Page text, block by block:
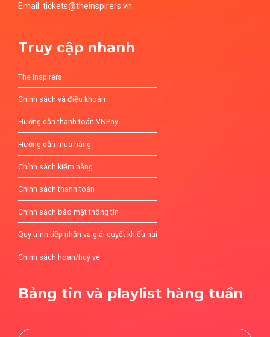
Email: tickets@theinspirers.vn
Truy cập nhanh
The Inspirers
Chính sách và điều khoản
Hướng dẫn thanh toán VNPay
Hướng dẫn mua hàng
Chính sách kiểm hàng
Chính sách thanh toán
Chính sách bảo mật thông tin
Quy trình tiếp nhận và giải quyết khiếu nại
Chính sách hoàn/huỷ vé
Bảng tin và playlist hàng tuần